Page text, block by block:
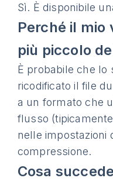
Sì. È disponibile
Perché il mio
più piccolo
È probabile che lo
ricodificato il file
a un formato che
flusso
nelle impostazioni
compressione.
Cosa